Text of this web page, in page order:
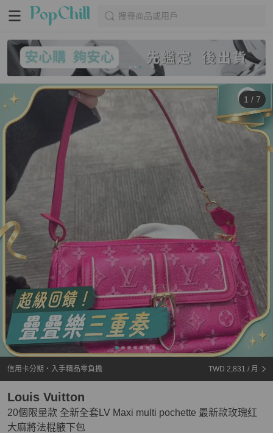
搜尋商品或用戶
1 / 7
信用卡分期・入手精品零負擔 TWD 2,831 / 月
20個限量款 全新全套LV Maxi multi pochette 最新款玫瑰红
大麻將法棍腋下包
Louis Vuitton